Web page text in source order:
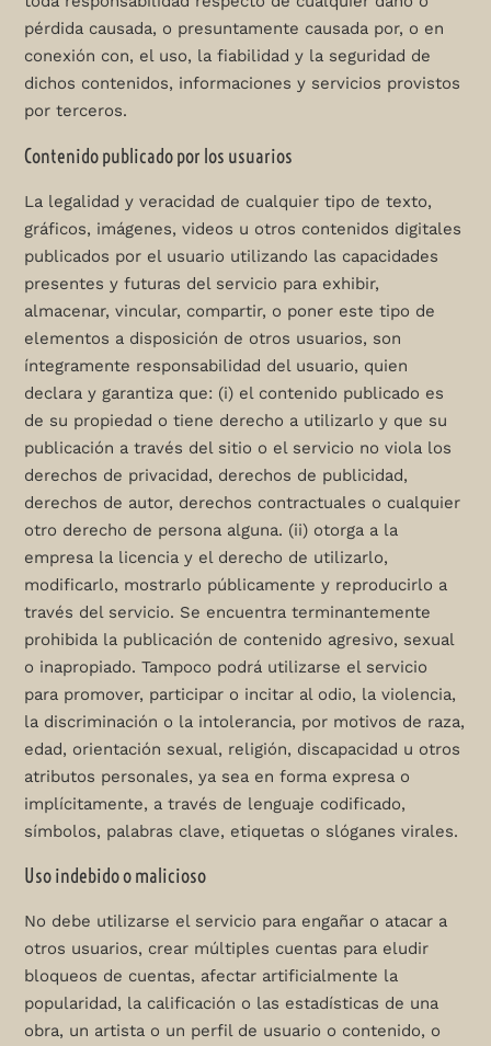
pérdida causada, o presuntamente causada por, o en
conexión con, el uso, la fiabilidad y la seguridad de
dichos contenidos, informaciones y servicios provistos
por terceros.
Contenido publicado por los usuarios
La legalidad y veracidad de cualquier tipo de texto,
gráficos, imágenes, videos u otros contenidos digitales
publicados por el usuario utilizando las capacidades
presentes y futuras del servicio para exhibir,
almacenar, vincular, compartir, o poner este tipo de
elementos a disposición de otros usuarios, son
íntegramente responsabilidad del usuario, quien
declara y garantiza que: (i) el contenido publicado es
de su propiedad o tiene derecho a utilizarlo y que su
publicación a través del sitio o el servicio no viola los
derechos de privacidad, derechos de publicidad,
derechos de autor, derechos contractuales o cualquier
otro derecho de persona alguna. (ii) otorga a la
empresa la licencia y el derecho de utilizarlo,
modificarlo, mostrarlo públicamente y reproducirlo a
través del servicio. Se encuentra terminantemente
prohibida la publicación de contenido agresivo, sexual
o inapropiado. Tampoco podrá utilizarse el servicio
para promover, participar o incitar al odio, la violencia,
la discriminación o la intolerancia, por motivos de raza,
edad, orientación sexual, religión, discapacidad u otros
atributos personales, ya sea en forma expresa o
implícitamente, a través de lenguaje codificado,
símbolos, palabras clave, etiquetas o slóganes virales.
Uso indebido o malicioso
No debe utilizarse el servicio para engañar o atacar a
otros usuarios, crear múltiples cuentas para eludir
bloqueos de cuentas, afectar artificialmente la
popularidad, la calificación o las estadísticas de una
obra, un artista o un perfil de usuario o contenido, o